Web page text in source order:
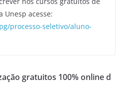
Unesp acesse:
processo-seletivo/aluno-
gratuitos 100% online d